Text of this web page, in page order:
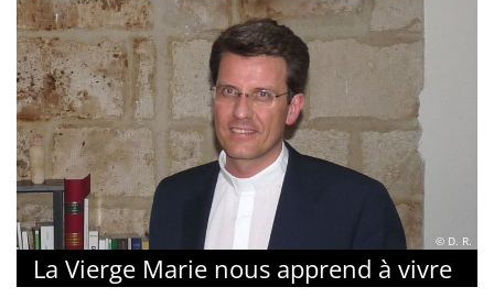
© D. R.
La Vierge Marie nous apprend à vivre